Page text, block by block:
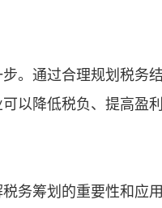
。通过合理规划税务
以降低税负、提高盈
务筹划的重要性和应